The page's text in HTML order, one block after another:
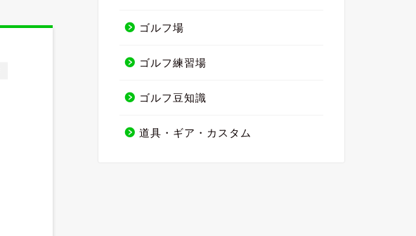
ゴルフ場
ゴルフ練習場
ゴルフ豆知識
道具・ギア・カスタム